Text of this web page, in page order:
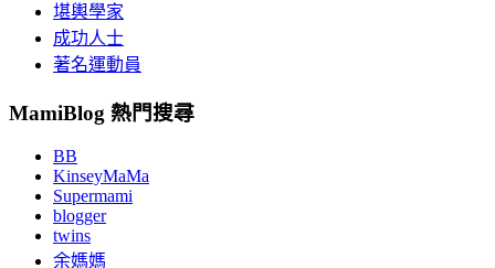
堪輿學家
成功人士
著名運動員
MamiBlog 熱門搜尋
BB
KinseyMaMa
Supermami
blogger
twins
余媽媽